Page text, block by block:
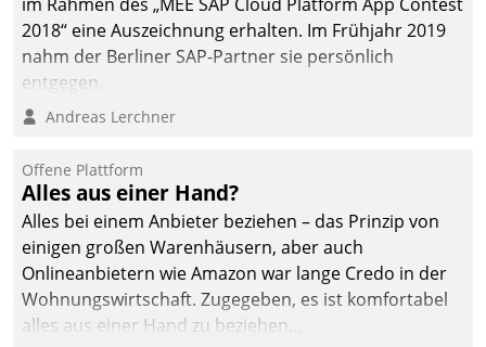
2018“ eine Auszeichnung erhalten. Im Frühjahr 2019
nahm der Berliner SAP-Partner sie persönlich
entgegen.
Andreas Lerchner
Offene Plattform
Alles aus einer Hand?
Alles bei einem Anbieter beziehen – das Prinzip von
einigen großen Warenhäusern, aber auch
Onlineanbietern wie Amazon war lange Credo in der
Wohnungswirtschaft. Zugegeben, es ist komfortabel
alles aus einer Hand zu beziehen...